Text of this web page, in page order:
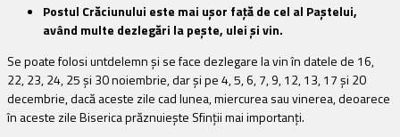
Postul Crăciunului este mai ușor față de cel al Paștelui,
având multe dezlegări la pește, ulei și vin.
Se poate folosi untdelemn și se face dezlegare la vin în datele de 16,
22, 23, 24, 25 și 30 noiembrie, dar și pe 4, 5, 6, 7, 9, 12, 13, 17 și 20
decembrie, dacă aceste zile cad lunea, miercurea sau vinerea, deoarece
în aceste zile Biserica prăznuiește Sfinții mai importanți.